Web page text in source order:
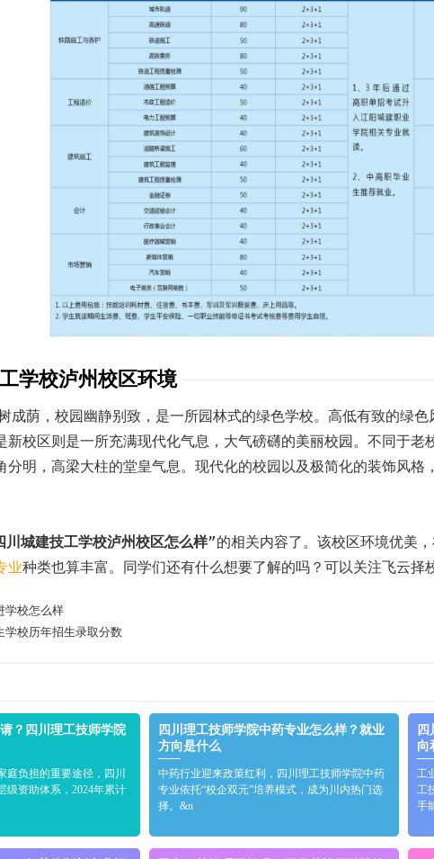
学校泸州校区环境
荫，校园幽静别致，是一所园林式的绿色学校。高低有致的绿
新校区则是一所充满现代化气息，大气磅礴的美丽校园。不同于老
分明，高梁大柱的堂皇气息。现代化的校园以及极简化的装饰风格
川城建技工学校泸州校区怎么样”的相关内容了。该校区环境优美
业种类也算丰富。同学们还有什么想要了解的吗？可以关注飞云择
学校怎么样
学校历年招生录取分数
？四川理工技师学院
庭负担的重要途径，四川
级资助体系，2024年累计
‌四川理工技师学院中药专业怎么样？就业
方向是什么
中药行业迎来政策红利，四川理工技师学院中药
专业依托“校企双元”培养模式，成为川内热门选
择。&n
向
工
工
手